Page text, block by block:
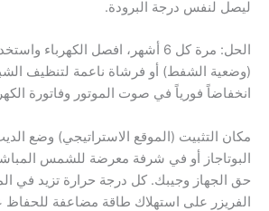
ليصل لنفس درجة البرودة.
الحل: مرة كل 6 أشهر، افصل الكهرباء
(وضعية الشفط) أو فرشاة ناعمة لتنظيف
انخفاضاً فورياً في صوت الموتور وفاتورة
مكان التثبيت (الموقع الاستراتيجي) وضع
البوتاجاز أو في شرفة معرضة للشمس
حق الجهاز وجيبك. كل درجة حرارة تزيد في
الفريزر على استهلاك طاقة مضاعفة للحفاظ